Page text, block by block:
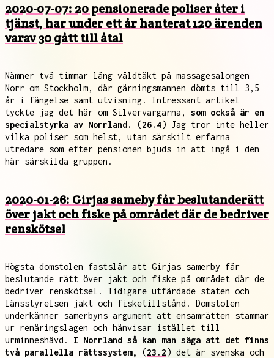
2020-07-07: 20 pensionerade poliser åter i
tjänst, har under ett år hanterat 120 ärenden
varav 30 gått till åtal
Nämner två timmar lång våldtäkt på massagesalongen
Norr om Stockholm, där gärningsmannen dömts till 3,5
år i fängelse samt utvisning. Intressant artikel
tyckte jag det här om Silvervargarna, som också är en
specialstyrka av Norrland.
(26.4) Jag tror inte heller
vilka poliser som helst, utan särskilt erfarna
utredare som efter pensionen bjuds in att ingå i den
här särskilda gruppen.
2020-01-26: Girjas sameby får beslutanderätt
över jakt och fiske på området där de bedriver
renskötsel
Högsta domstolen fastslår att Girjas samerby får
beslutande rätt över jakt och fiske på området där de
bedriver renskötsel. Tidigare utfärdade staten och
länsstyrelsen jakt och fisketillstånd. Domstolen
underkänner samerbyns argument att ensamrätten stammar
ur renäringslagen och hänvisar istället till
urminneshävd. I Norrland så kan man säga att det finns
två parallella rättssystem,
(23.2) det är svenska och